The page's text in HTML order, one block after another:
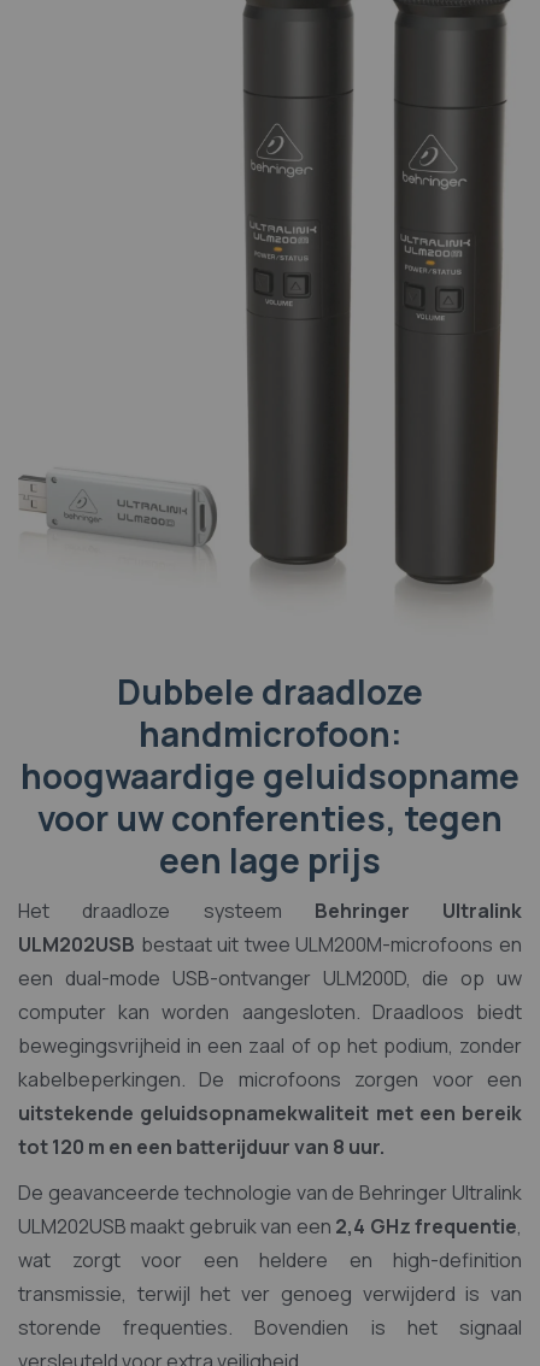
Dubbele draadloze
handmicrofoon:
hoogwaardige geluidsopname
voor uw conferenties, tegen
een lage prijs
Het draadloze systeem Behringer Ultralink
ULM202USB bestaat uit twee ULM200M-microfoons en
een dual-mode USB-ontvanger ULM200D, die op uw
computer kan worden aangesloten. Draadloos biedt
bewegingsvrijheid in een zaal of op het podium, zonder
kabelbeperkingen. De microfoons zorgen voor een
uitstekende geluidsopnamekwaliteit met een bereik
tot 120 m en een batterijduur van 8 uur.
De geavanceerde technologie van de Behringer Ultralink
ULM202USB maakt gebruik van een 2,4 GHz frequentie,
wat zorgt voor een heldere en high-definition
transmissie, terwijl het ver genoeg verwijderd is van
storende frequenties. Bovendien is het signaal